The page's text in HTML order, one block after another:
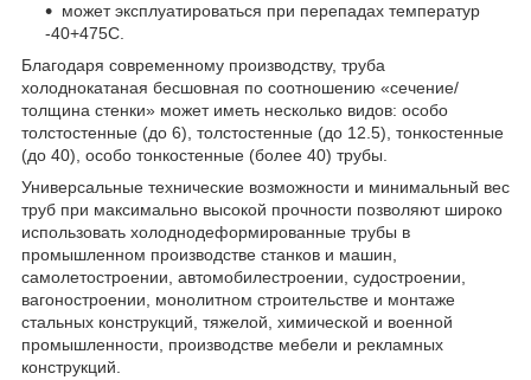
может эксплуатироваться при перепадах температур
-40+475С.
Благодаря современному производству, труба
холоднокатаная бесшовная по соотношению «сечение/
толщина стенки» может иметь несколько видов: особо
толстостенные (до 6), толстостенные (до 12.5), тонкостенные
(до 40), особо тонкостенные (более 40) трубы.
Универсальные технические возможности и минимальный вес
труб при максимально высокой прочности позволяют широко
использовать холоднодеформированные трубы в
промышленном производстве станков и машин,
самолетостроении, автомобилестроении, судостроении,
вагоностроении, монолитном строительстве и монтаже
стальных конструкций, тяжелой, химической и военной
промышленности, производстве мебели и рекламных
конструкций.